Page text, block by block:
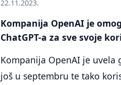
22.11.2023.
Kompanija OpenAI je
ChatGPT-a za sve svoje
Kompanija OpenAI je uvela
još u septembru te tako